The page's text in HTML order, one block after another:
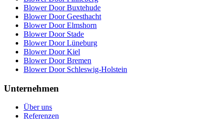
Blower Door Buxtehude
Blower Door Geesthacht
Blower Door Elmshorn
Blower Door Stade
Blower Door Lüneburg
Blower Door Kiel
Blower Door Bremen
Blower Door Schleswig-Holstein
Unternehmen
Über uns
Referenzen